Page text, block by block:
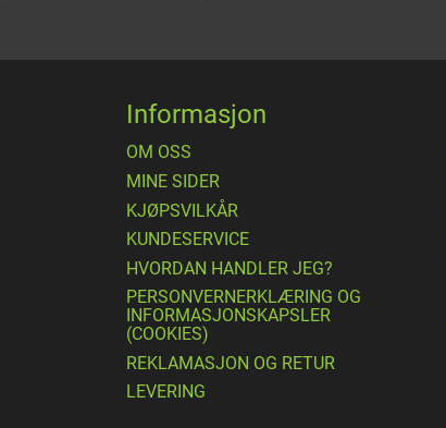
Informasjon
OM OSS
MINE SIDER
​KJØPSVILKÅR
KUNDESERVICE
HVORDAN HANDLER JEG?
PERSONVERNERKLÆRING OG
INFORMASJONSKAPSLER
(COOKIES)
REKLAMASJON OG RETUR
LEVERING